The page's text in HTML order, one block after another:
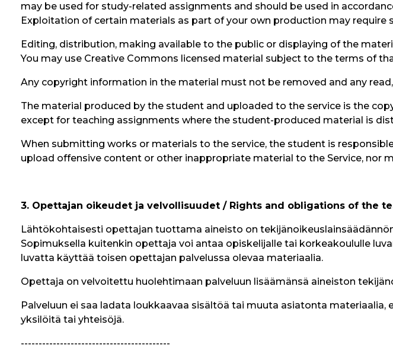
may be used for study-related assignments and should be used in
Exploitation of certain materials as part of your own production may require
Editing, distribution, making available to the public or displaying of the
You may use Creative Commons licensed material subject to the terms of
Any copyright information in the material must not be removed and any
The material produced by the student and uploaded to the service is the
except for teaching assignments where the student-produced material is
When submitting works or materials to the service, the student is
upload offensive content or other inappropriate material to the Service, nor
3. Opettajan oikeudet ja velvollisuudet / Rights and obligations of the
Lähtökohtaisesti opettajan tuottama aineisto on
Sopimuksella kuitenkin opettaja voi antaa opiskelijalle tai korkeakoululle
luvatta käyttää toisen opettajan palvelussa olevaa materiaalia.
Opettaja on velvoitettu huolehtimaan palveluun lisäämänsä aineiston
Palveluun ei saa ladata loukkaavaa sisältöä tai muuta asiatonta
yksilöitä tai yhteisöjä.
------------------------------------------